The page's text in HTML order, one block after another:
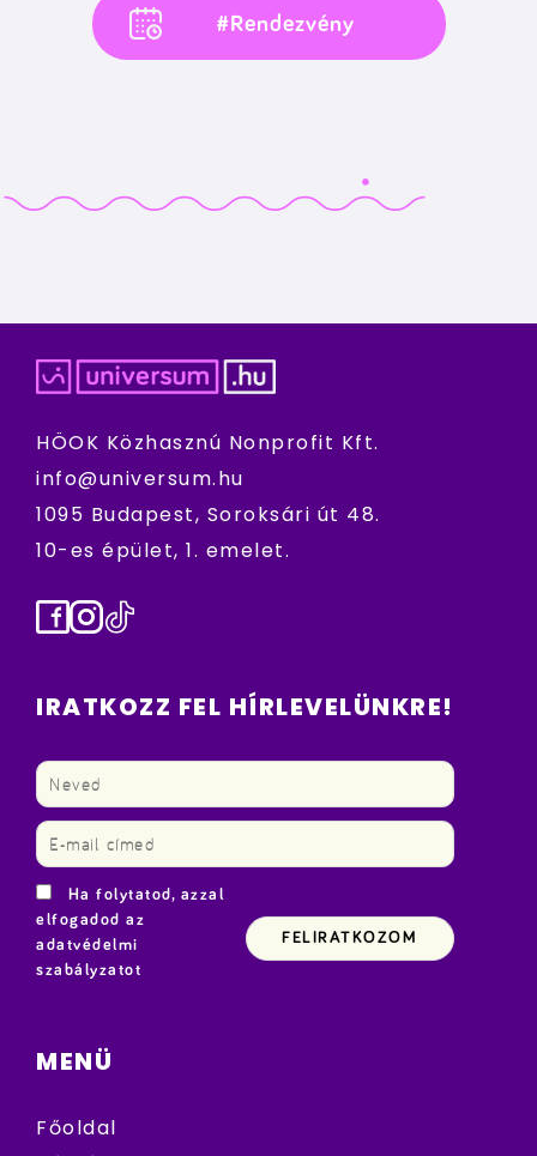
#Rendezvény
HÖOK Közhasznú Nonprofit Kft.
info@universum.hu
1095 Budapest, Soroksári út 48.
10-es épület, 1. emelet.
Facebook
Instagram
TikTok
IRATKOZZ FEL HÍRLEVELÜNKRE!
Ha folytatod, azzal
elfogadod az
adatvédelmi
szabályzatot
MENÜ
Főoldal